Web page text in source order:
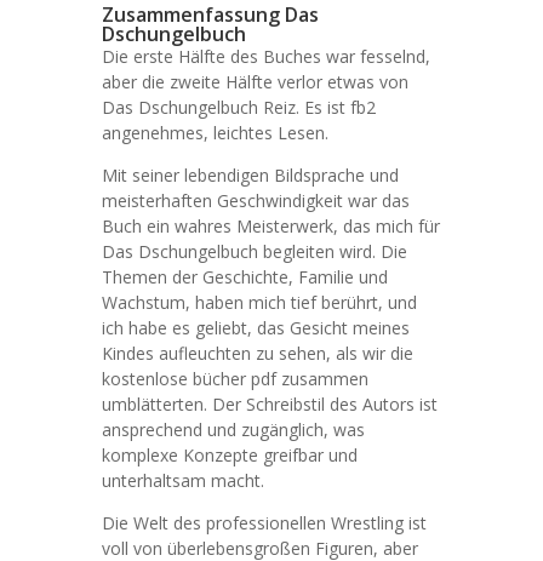
Zusammenfassung Das
Dschungelbuch
Die erste Hälfte des Buches war fesselnd,
aber die zweite Hälfte verlor etwas von
Das Dschungelbuch Reiz. Es ist fb2
angenehmes, leichtes Lesen.
Mit seiner lebendigen Bildsprache und
meisterhaften Geschwindigkeit war das
Buch ein wahres Meisterwerk, das mich für
Das Dschungelbuch begleiten wird. Die
Themen der Geschichte, Familie und
Wachstum, haben mich tief berührt, und
ich habe es geliebt, das Gesicht meines
Kindes aufleuchten zu sehen, als wir die
kostenlose bücher pdf zusammen
umblätterten. Der Schreibstil des Autors ist
ansprechend und zugänglich, was
komplexe Konzepte greifbar und
unterhaltsam macht.
Die Welt des professionellen Wrestling ist
voll von überlebensgroßen Figuren, aber